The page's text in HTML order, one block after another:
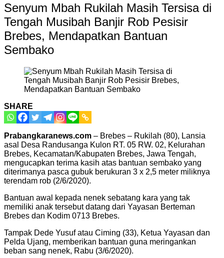
Senyum Mbah Rukilah Masih Tersisa di
Tengah Musibah Banjir Rob Pesisir
Brebes, Mendapatkan Bantuan
Sembako
SHARE
Prabangkaranews.com – Brebes – Rukilah (80), Lansia
asal Desa Randusanga Kulon RT. 05 RW. 02, Kelurahan
Brebes, Kecamatan/Kabupaten Brebes, Jawa Tengah,
mengucapkan terima kasih atas bantuan sembako yang
diterimanya pasca gubuk berukuran 3 x 2,5 meter miliknya
terendam rob (2/6/2020).
Bantuan awal kepada nenek sebatang kara yang tak
memiliki anak tersebut datang dari Yayasan Berteman
Brebes dan Kodim 0713 Brebes.
Tampak Dede Yusuf atau Ciming (33), Ketua Yayasan dan
Pelda Ujang, memberikan bantuan guna meringankan
beban sang nenek, Rabu (3/6/2020).